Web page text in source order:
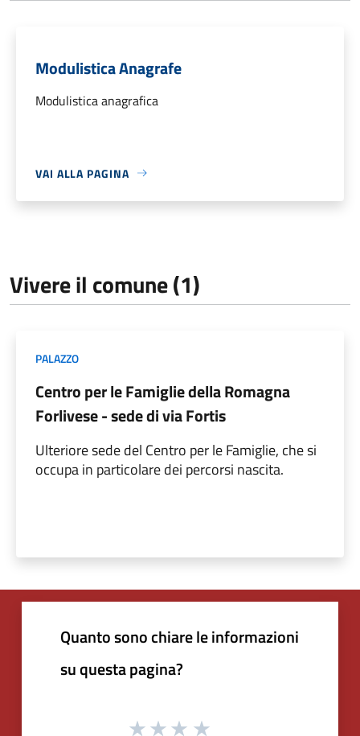
Modulistica Anagrafe
Modulistica anagrafica
VAI ALLA PAGINA
Vivere il comune (1)
PALAZZO
Centro per le Famiglie della Romagna
Forlivese - sede di via Fortis
Ulteriore sede del Centro per le Famiglie, che si
occupa in particolare dei percorsi nascita.
Quanto sono chiare le informazioni
su questa pagina?